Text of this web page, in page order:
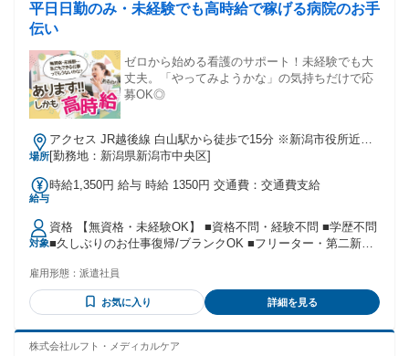
平日日勤のみ・未経験でも高時給で稼げる病院のお手
伝い
ゼロから始める看護のサポート！未経験でも大
丈夫。「やってみようかな」の気持ちだけで応
募OK◎
場所
アクセス JR越後線 白山駅から徒歩で15分 ※新潟市役所近く
※車通勤可
[勤務地：新潟県新潟市中央区]
給与
時給1,350円 給与 時給 1350円 交通費：交通費支給
対象
資格 【無資格・未経験OK】 ■資格不問・経験不問 ■学歴不問
■久しぶりのお仕事復帰/ブランクOK ■フリーター・第二新卒
代・40代・50代・60代 幅広い年代の女性が活躍中！ 【こんな
方にオススメ】 ＊シンプルな作業がしたい ＊残業なしの仕事
がいい ＊収入とプライベートの時間とバランスよく働きたい
仕事がいい ＊空いた時間で賢く稼ぎたい 【長期安定で働けま
雇用形態： 派遣社員
お気に入り 詳細を見る
株式会社ルフト・メディカルケア